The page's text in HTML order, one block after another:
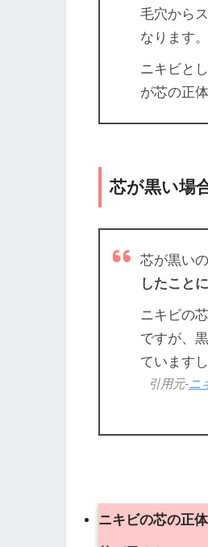
毛穴から
なります。
ニキビと
が芯の正
芯が黒い場
芯が黒い
したこと
ニキビの
ですが、
ています
引用元-ニ
ニキビの芯の正